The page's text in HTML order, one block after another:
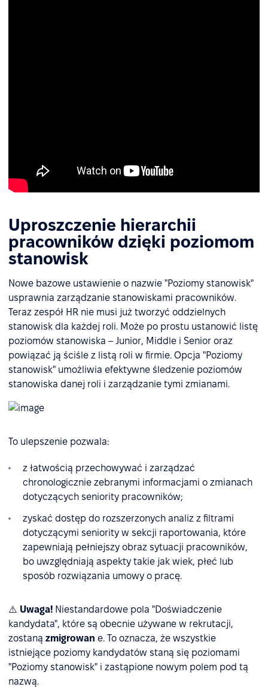
Uproszczenie hierarchii
pracowników dzięki poziomom
stanowisk
Nowe bazowe ustawienie o nazwie "Poziomy stanowisk"
usprawnia zarządzanie stanowiskami pracowników.
Teraz zespół HR nie musi już tworzyć oddzielnych
stanowisk dla każdej roli. Może po prostu ustanowić listę
poziomów stanowiska – Junior, Middle i Senior oraz
powiązać ją ściśle z listą roli w firmie. Opcja "Poziomy
stanowisk" umożliwia efektywne śledzenie poziomów
stanowiska danej roli i zarządzanie tymi zmianami.
To ulepszenie pozwala:
z łatwością przechowywać i zarządzać
chronologicznie zebranymi informacjami o zmianach
dotyczących seniority pracowników;
zyskać dostęp do rozszerzonych analiz z filtrami
dotyczącymi seniority w sekcji raportowania, które
zapewniają pełniejszy obraz sytuacji pracowników,
bo uwzględniają aspekty takie jak wiek, płeć lub
sposób rozwiązania umowy o pracę.
⚠️ Uwaga! Niestandardowe pola "Doświadczenie
kandydata", które są obecnie używane w rekrutacji,
zostaną zmigrowan e. To oznacza, że wszystkie
istniejące poziomy kandydatów staną się poziomami
"Poziomy stanowisk" i zastąpione nowym polem pod tą
nazwą.